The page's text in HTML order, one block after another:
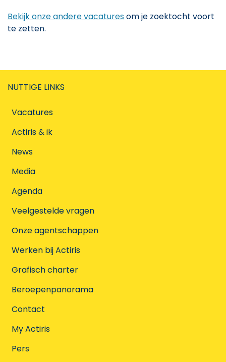
Bekijk onze andere vacaturesom je zoektocht voort
te zetten.
NUTTIGE LINKS
Vacatures
Actiris & ik
News
Media
Agenda
Veelgestelde vragen
Onze agentschappen
Werken bij Actiris
Grafisch charter
Beroepenpanorama
Contact
My Actiris
Pers